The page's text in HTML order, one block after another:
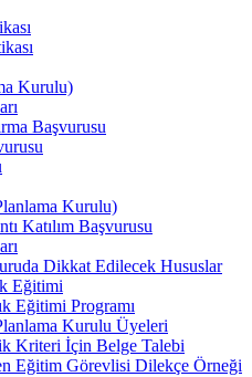
Kurulu)
Başvurusu
Kurulu)
Katılım Başvurusu
Dikkat Edilecek Hususlar
Eğitimi
Eğitimi Programı
Kurulu Üyeleri
Kriteri İçin Belge Talebi
Eğitim Görevlisi Dilekçe Örneği